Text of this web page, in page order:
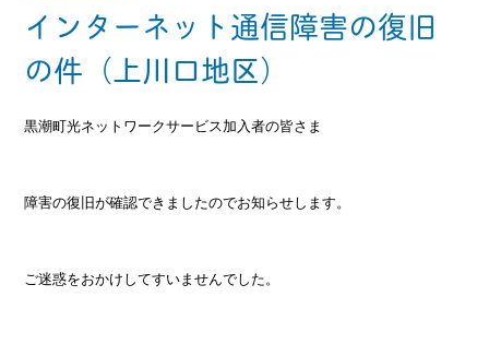
インターネット通信障害の復旧
の件（上川口地区）
黒潮町光ネットワークサービス加入者の皆さま
障害の復旧が確認できましたのでお知らせします。
ご迷惑をおかけしてすいませんでした。